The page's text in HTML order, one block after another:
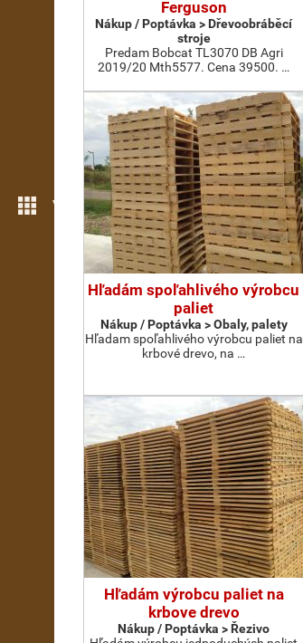
Více možností
Ferguson
Nákup / Poptávka > Dřevoobráběcí
stroje
Predam Bobcat TL3070 DB Agri
2019/20 Mth5577. Cena 39500. …
Hľadám spoľahlivého výrobcu
paliet
Nákup / Poptávka > Obaly, palety
Hľadam spoľahlivého výrobcu paliet na
krbové drevo, na …
Hľadám výrobcu paliet na
krbove drevo
Nákup / Poptávka > Řezivo